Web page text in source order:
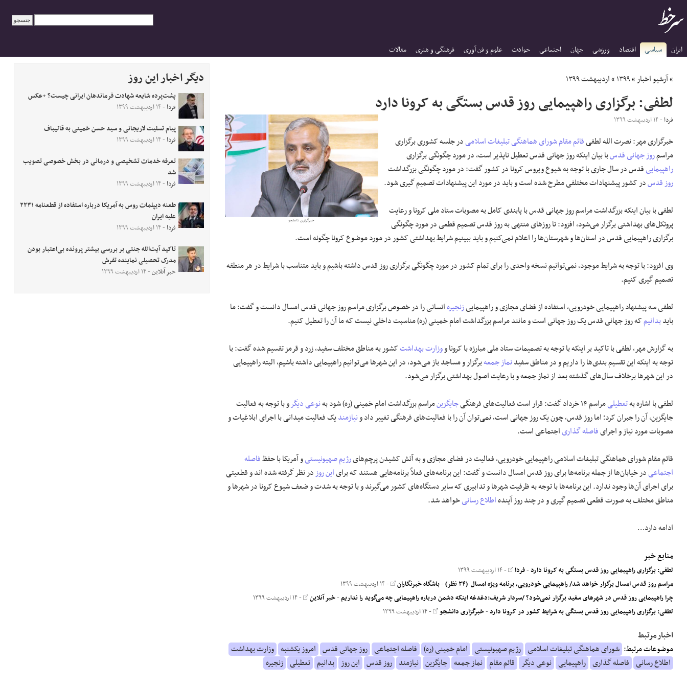
ایران سیاسی اقتصاد ورزشی جهان اجتماعی حوادث علوم و فن آوری فرهنگی و هنری مقالات
»آرشیو اخبار»۱۳۹۹»اردیبهشت ۱۳۹۹
لطفی: برگزاری راهپیمایی روز قدس بستگی به کرونا دارد
خبرگزاری دانشجو
فردا - ۱۴ اردیبهشت ۱۳۹۹
خبرگزاری مهر: نصرت الله لطفیقائم مقامشورای هماهنگی تبلیغات اسلامیدر جلسه کشوری برگزاری
مراسمروز جهانی قدسبا بیان اینکه روز جهانی قدس تعطیل ناپذیر است، در مورد چگونگی برگزاری
راهپیماییقدس در سال جاری با توجه به شیوع ویروس کرونا در کشور گفت: در مورد چگونگی بزرگداشت
روز قدسدر کشور پیشنهادات مختلفی مطرح شده است و باید در مورد این پیشنهادات تصمیم گیری شود.
لطفی با بیان اینکه بزرگداشت مراسم روز جهانی قدس با پابندی کامل به مصوبات ستاد ملی کرونا و رعایت
پروتکل‌های بهداشتی برگزار می‌شود، افزود: تا روز‌های منتهی به روز قدس تصمیم قطعی در مورد چگونگی
برگزاری راهپیمایی قدس در استان‌ها و شهرستان‌ها را اعلام نمی‌کنیم و باید ببینیم شرایط بهداشتی کشور در مورد موضوع کرونا چگونه است.
وی افزود: با توجه به شرایط موجود، نمی‌توانیم نسخه واحدی را برای تمام کشور در مورد چگونگی برگزاری روز قدس داشته باشیم و باید متناسب با شرایط در هر منطقه
تصمیم گیری کنیم.
لطفی سه پیشنهاد راهپیمایی خودرویی، استفاده از فضای مجازی و راهپیماییزنجیرهانسانی را در خصوص برگزاری مراسم روز جهانی قدس امسال دانست و گفت: ما
بایدبدانیمکه روز جهانی قدس یک روز جهانی است و مانند مراسم بزرگداشت امام خمینی (ره) مناسبت داخلی نیست که ما آن را تعطیل کنیم.
به گزارش مهر، لطفی با تاکید بر اینکه با توجه به تصمیمات ستاد ملی مبارزه با کرونا ووزارت بهداشتکشور به مناطق مختلف سفید، زرد و قرمز تقسیم شده گفت: با
توجه به اینکه این تقسیم بندی‌ها را داریم و در مناطق سفیدنماز جمعهبرگزار و مساجد باز می‌شود، در این شهر‌ها می‌توانیم راهپیمایی داشته باشیم، البته راهپیمایی
در این شهر‌ها برخلاف سال‌های گذشته بعد از نماز جمعه و با رعایت اصول بهداشتی برگزار می‌شود.
لطفی با اشاره بهتعطیلیمراسم ۱۴ خرداد گفت: قرار است فعالیت‌های فرهنگی جایگزینمراسم بزرگداشت امام خمینی (ره) شود بهنوعی دیگرو با توجه به فعالیت
جایگزین، آن را جبران کرد؛ اما روز قدس، چون یک روز جهانی است، نمی‌توان آن را با فعالیت‌های فرهنگی تغییر داد ونیازمندیک فعالیت میدانی با اجرای ابلاغیات و
مصوبات مورد نیاز و اجرایفاصله گذاریاجتماعی است.
قائم مقام شورای هماهنگی تبلیغات اسلامی راهپیمایی خودرویی، فعالیت در فضای مجازی و به آتش کشیدن پرچم‌هایرژیم صهیونیستیو آمریکا با حفظفاصله
اجتماعیدر خیابان‌ها از جمله برنامه‌ها برای روز قدس امسال دانست و گفت: این برنامه‌های فعلاً برنامه‌هایی هستند که برایاین روزدر نظر گرفته شده اند و قطعیتی
برای اجرای آن‌ها وجود ندارد. این برنامه‌ها با توجه به ظرفیت شهر‌ها و تدابیری که سایر دستگاه‌های کشور می‌گیرند و با توجه به شدت و ضعف شیوع کرونا در شهر‌ها و
مناطق مختلف به صورت قطعی تصمیم گیری و در چند روز آیندهاطلاع رسانیخواهد شد.
ادامه دارد…
منابع خبر
لطفی: برگزاری راهپیمایی روز قدس بستگی به کرونا دارد-فردا
- ۱۴ اردیبهشت ۱۳۹۹
مراسم روز قدس امسال برگزار خواهد شد/ راهپیمایی خودرویی، برنامه ویژه امسال (۲۴ نظر)
-باشگاه خبرنگاران - ۱۴ اردیبهشت ۱۳۹۹
چرا راهپیمایی روز قدس در شهرهای سفید برگزار نمی‌شود؟ /سردار شریف:دغدغه اینکه دشمن درباره راهپیمایی چه می‌گوید را نداریم-خبر آنلاین - ۱۴ اردیبهشت ۱۳۹۹
لطفی: برگزاری راهپیمایی روز قدس بستگی به شرایط کشور در کرونا دارد-خبرگزاری دانشجو - ۱۴ اردیبهشت ۱۳۹۹
اخبار مرتبط
موضوعات مرتبط: شورای هماهنگی تبلیغات اسلامی رژیم صهیونیستی امام خمینی (ره) فاصله اجتماعی روز جهانی قدس امروز یکشنبه وزارت بهداشت
اطلاع رسانی فاصله گذاری راهپیمایی نوعی دیگر قائم مقام نماز جمعه جایگزین نیازمند روز قدس این روز بدانیم تعطیلی زنجیره
دیگر اخبار این روز
پشت‌پرده شایعه شهادت فرماندهان ایرانی چیست؟ +عکس
فردا - ۱۴ اردیبهشت ۱۳۹۹
پیام تسلیت لاریجانی و سید حسن خمینی به قالیباف
فردا - ۱۴ اردیبهشت ۱۳۹۹
تعرفه خدمات تشخیصی و درمانی در بخش خصوصی تصویب
شد
فردا - ۱۴ اردیبهشت ۱۳۹۹
طعنه دیپلمات روس به آمریکا درباره استفاده از قطعنامه ۲۲۳۱
علیه ایران
فردا - ۱۴ اردیبهشت ۱۳۹۹
تاکید آیت‌الله جنتی بر بررسی بیشتر پرونده بی‌اعتبار بودن
مدرک تحصیلی نماینده تفرش
خبر آنلاین- ۱۴ اردیبهشت ۱۳۹۹